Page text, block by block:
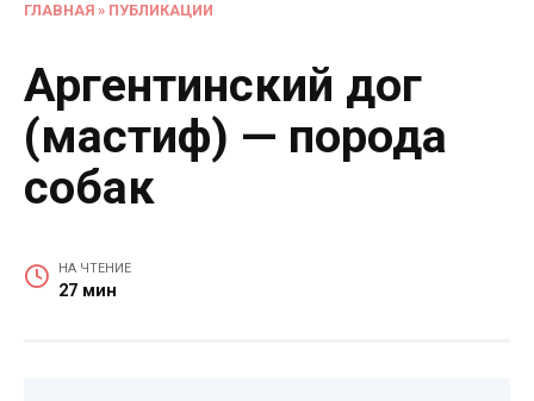
ГЛАВНАЯ » ПУБЛИКАЦИИ
Аргентинский дог
(мастиф) — порода
собак
НА ЧТЕНИЕ
27 мин